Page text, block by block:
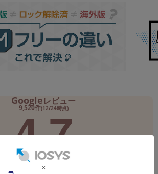
Googleレビュー
9,520件(12/24時点)
4.7
度 4.7！実際のレビューを見る
年
検索」となります。
なります。